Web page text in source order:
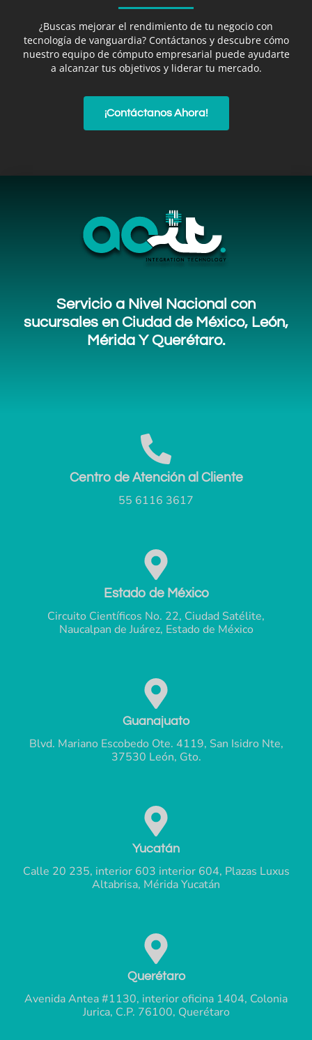
¿Buscas mejorar el rendimiento de tu negocio con
tecnología de vanguardia? Contáctanos y descubre cómo
nuestro equipo de cómputo empresarial puede ayudarte
a alcanzar tus objetivos y liderar tu mercado.
¡Contáctanos Ahora!
Servicio a Nivel Nacional con
sucursales en Ciudad de México, León,
Mérida Y Querétaro.
Centro de Atención al Cliente
55 6116 3617
Estado de México
Circuito Científicos No. 22, Ciudad Satélite,
Naucalpan de Juárez, Estado de México
Guanajuato
Blvd. Mariano Escobedo Ote. 4119, San Isidro Nte,
37530 León, Gto.
Yucatán
Calle 20 235, interior 603 interior 604, Plazas Luxus
Altabrisa, Mérida Yucatán
Querétaro
Avenida Antea #1130, interior oficina 1404, Colonia
Jurica, C.P. 76100, Querétaro